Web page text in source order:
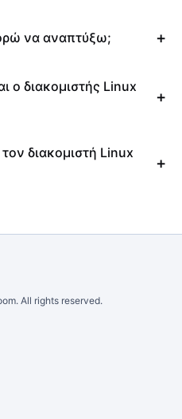
να αναπτύξω;
ο διακομιστής Linux
διακομιστή Linux
All rights reserved.